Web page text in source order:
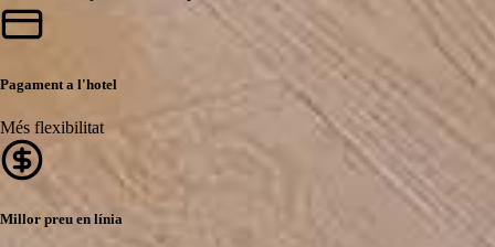
Pagament a l'hotel
Més flexibilitat
Millor preu en línia